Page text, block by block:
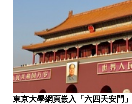
東京大學網頁嵌入「六四天安門